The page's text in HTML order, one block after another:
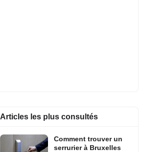
Articles les plus consultés
Comment trouver un
serrurier à Bruxelles